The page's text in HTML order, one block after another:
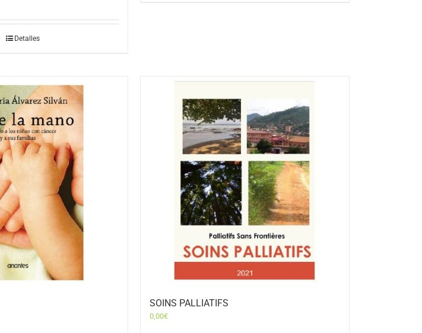
Detalles
SOINS PALLIATIFS
0,00€